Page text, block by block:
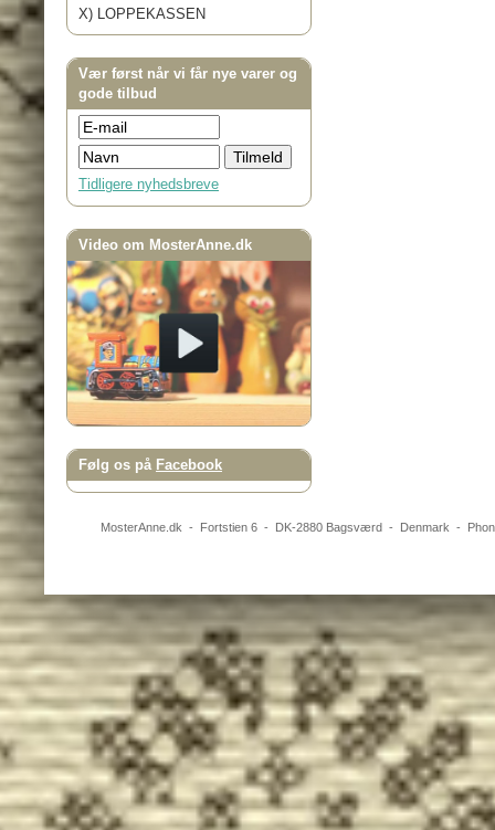
X) LOPPEKASSEN
Vær først når vi får nye varer og
gode tilbud
Tidligere nyhedsbreve
Video om MosterAnne.dk
Følg os på Facebook
MosterAnne.dk - Fortstien 6- DK-2880 Bagsværd- Denmark -